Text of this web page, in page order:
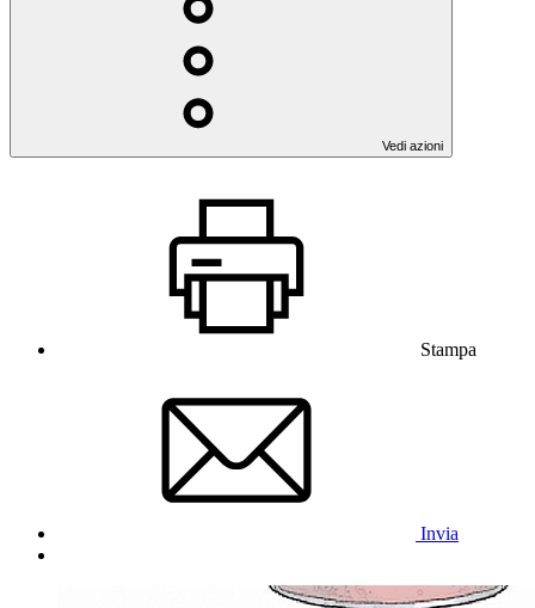
Vedi azioni
Stampa
Invia